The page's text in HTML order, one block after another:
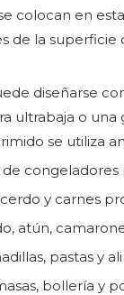
colocan en
de la
diseñarse
ultrabaja o una
se utiliza
congeladores
y carnes
atún,
pastas y
bollería y